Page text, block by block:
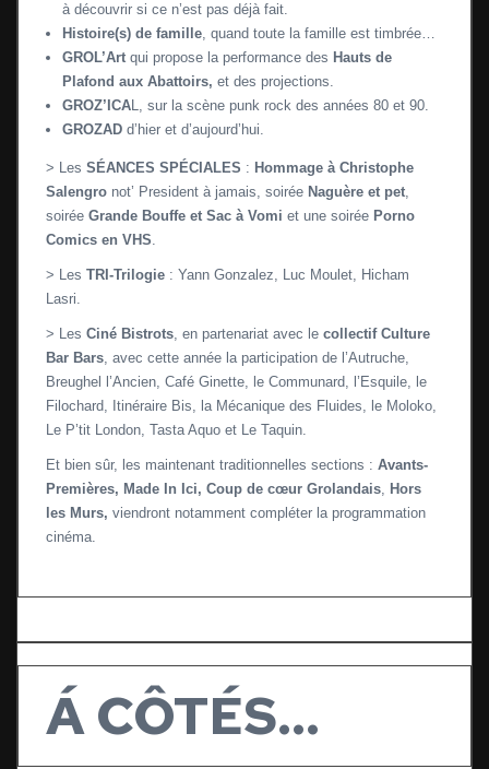
à découvrir si ce n’est pas déjà fait.
Histoire(s) de famille, quand toute la famille est timbrée…
GROL’Art qui propose la performance des Hauts de
Plafond aux Abattoirs, et des projections.
GROZ’ICAL, sur la scène punk rock des années 80 et 90.
GROZAD d’hier et d’aujourd’hui.
> Les SÉANCES SPÉCIALES : Hommage à Christophe
Salengro not’ President à jamais, soirée Naguère et pet,
soirée Grande Bouffe et Sac à Vomi et une soirée Porno
Comics en VHS.
> Les TRI-Trilogie : Yann Gonzalez, Luc Moulet, Hicham
Lasri.
> Les Ciné Bistrots, en partenariat avec le collectif Culture
Bar Bars, avec cette année la participation de l’Autruche,
Breughel l’Ancien, Café Ginette, le Communard, l’Esquile, le
Filochard, Itinéraire Bis, la Mécanique des Fluides, le Moloko,
Le P’tit London, Tasta Aquo et Le Taquin.
Et bien sûr, les maintenant traditionnelles sections : Avants-
Premières, Made In Ici, Coup de cœur Grolandais, Hors
les Murs, viendront notamment compléter la programmation
cinéma.
Á CÔTÉS…